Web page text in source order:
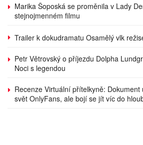
Marika Šoposká se proměnila v Lady
stejnojmenném filmu
Trailer k dokudramatu Osamělý vlk
Petr Větrovský o příjezdu Dolpha
Noci s legendou
Recenze Virtuální přítelkyně: Dokument
svět OnlyFans, ale bojí se jít víc do